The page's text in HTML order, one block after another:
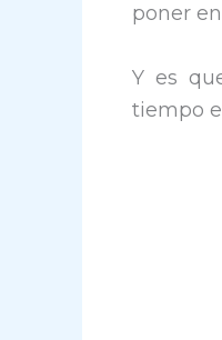
poner
Y es
tiempo